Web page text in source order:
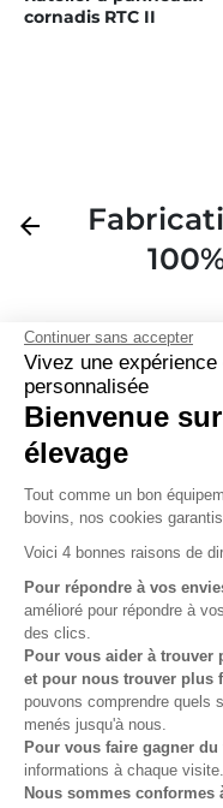
Continuer sans accepter
Vivez une expérience
personnalisée
Bienvenue
élevage
Tout comme un bon
bovins, nos cookies
Voici 4 bonnes raisons de
Pour répondre à vos
amélioré pour répondre à
des clics.
Pour vous aider à trouver
et pour nous trouver plus
pouvons comprendre quels
menés jusqu'à nous.
Pour vous faire gagner du
informations à chaque visite.
Nous sommes conformes
cornadis RTC II
Précédent
arrow_back
Produits
Notre société
Votre compte
Informations